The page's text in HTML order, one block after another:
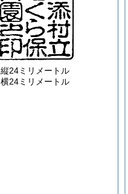
縦24ミリメートル
横24ミリメートル